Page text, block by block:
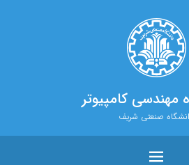
مهندسی کامپیوتر
صنعتی شریف